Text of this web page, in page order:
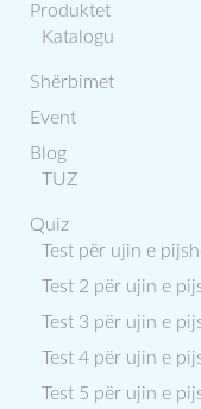
Produktet
Katalogu
Shërbimet
Event
Blog
TUZ
Quiz
Test për ujin e
Test 2 për ujin e
Test 3 për ujin e
Test 4 për ujin e
Test 5 për ujin e